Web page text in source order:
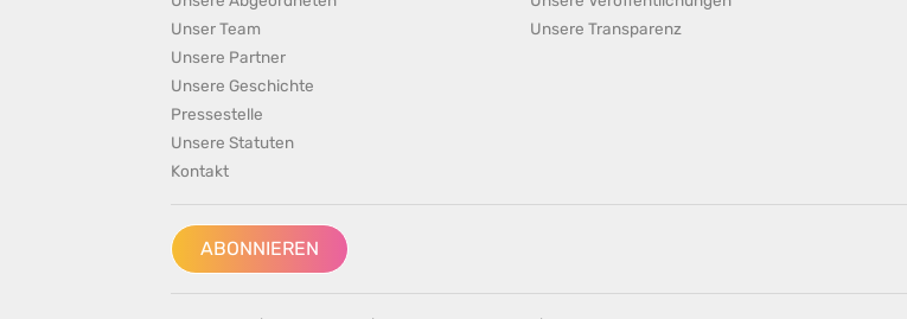
Unser Team
Unsere Partner
Unsere Geschichte
Pressestelle
Unsere Statuten
Kontakt
Unsere Transparenz
ABONNIEREN